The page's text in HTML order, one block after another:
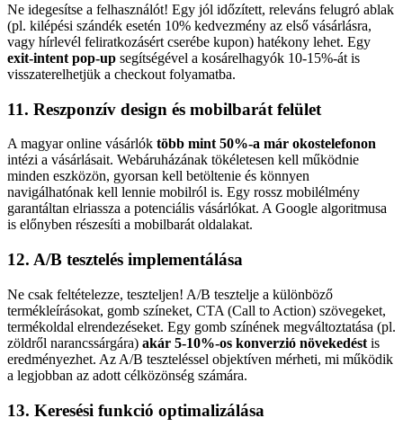
Ne idegesítse a felhasználót! Egy jól időzített, releváns felugró ablak
(pl. kilépési szándék esetén 10% kedvezmény az első vásárlásra,
vagy hírlevél feliratkozásért cserébe kupon) hatékony lehet. Egy
exit-intent pop-up segítségével a kosárelhagyók 10-15%-át is
visszaterelhetjük a checkout folyamatba.
11. Reszponzív design és mobilbarát felület
A magyar online vásárlók több mint 50%-a már okostelefonon
intézi a vásárlásait. Webáruházának tökéletesen kell működnie
minden eszközön, gyorsan kell betöltenie és könnyen
navigálhatónak kell lennie mobilról is. Egy rossz mobilélmény
garantáltan elriassza a potenciális vásárlókat. A Google algoritmusa
is előnyben részesíti a mobilbarát oldalakat.
12. A/B tesztelés implementálása
Ne csak feltételezze, teszteljen! A/B tesztelje a különböző
termékleírásokat, gomb színeket, CTA (Call to Action) szövegeket,
termékoldal elrendezéseket. Egy gomb színének megváltoztatása (pl.
zöldről narancssárgára) akár 5-10%-os konverzió növekedést is
eredményezhet. Az A/B teszteléssel objektíven mérheti, mi működik
a legjobban az adott célközönség számára.
13. Keresési funkció optimalizálása